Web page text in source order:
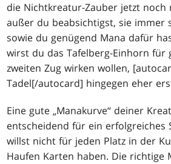
die Nichtkreatur-Zauber jetzt
außer du beabsichtigst, sie immer
sowie du genügend Mana dafür
wirst du das Tafelberg-Einhorn für
zweiten Zug wirken wollen,
Tadel[/autocard] hingegen eher
Eine gute „Manakurve“ deiner
entscheidend für ein erfolgreiches
willst nicht für jeden Platz in der
Haufen Karten haben. Die richtige